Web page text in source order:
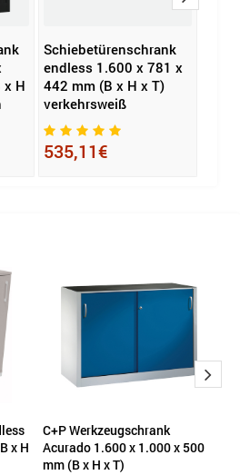
x H
Schiebetürenschrank
endless 1.600 x 781 x
442 mm (B x H x T)
verkehrsweiß
535,11€
x H
C+P Werkzeugschrank
Acurado 1.600 x 1.000 x 500
mm (B x H x T)